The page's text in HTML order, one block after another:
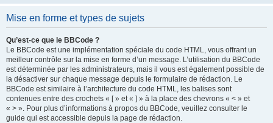
Mise en forme et types de sujets
Qu’est-ce que le BBCode ?
Le BBCode est une implémentation spéciale du code HTML, vous offrant un
meilleur contrôle sur la mise en forme d’un message. L’utilisation du BBCode
est déterminée par les administrateurs, mais il vous est également possible de
la désactiver sur chaque message depuis le formulaire de rédaction. Le
BBCode est similaire à l’architecture du code HTML, les balises sont
contenues entre des crochets « [ » et « ] » à la place des chevrons « < » et
« > ». Pour plus d’informations à propos du BBCode, veuillez consulter le
guide qui est accessible depuis la page de rédaction.